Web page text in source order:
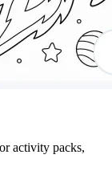
activity packs,